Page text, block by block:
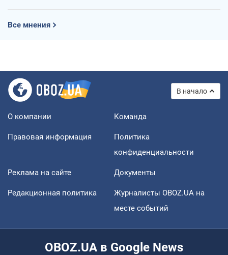
Все мнения
В начало
О компании Команда
Правовая информация
Политика
конфиденциальности
Реклама на сайте Документы
Редакционная политика
Журналисты OBOZ.UA на
месте событий
OBOZ.UA в Google News